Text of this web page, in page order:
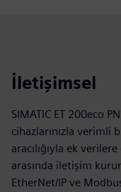
İletişimsel
SIMATIC ET 200eco
cihazlarınızla verimli
aracılığıyla ek
arasında iletişim
EtherNet/IP ve